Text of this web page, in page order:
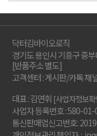
닥터김바이오로직
경기도 용인시 기흥구 중
[반품주소 별도]
고객센터 : 게시판/카톡 채
대표 : 김연휘 [사업자정보
사업자 등록번호 : 580-
통신판매업신고번호: